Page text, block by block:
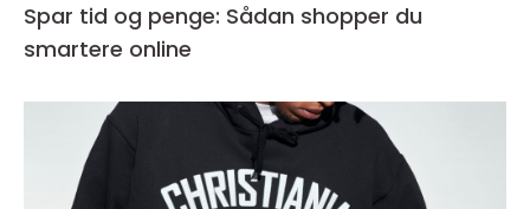
Spar tid og penge: Sådan shopper du
smartere online